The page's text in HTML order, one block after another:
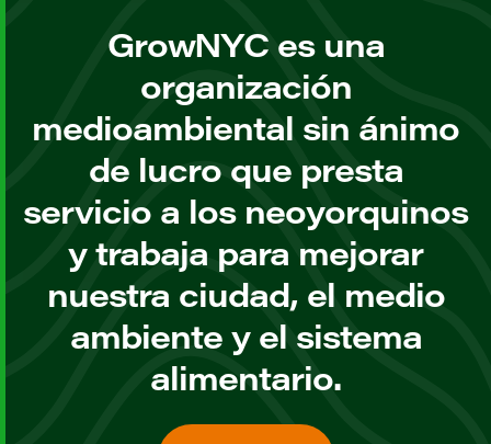
GrowNYC es una
organización
medioambiental sin ánimo
de lucro que presta
servicio a los neoyorquinos
y trabaja para mejorar
nuestra ciudad, el medio
ambiente y el sistema
alimentario.